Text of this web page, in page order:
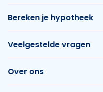
Bereken je hypotheek
Veelgestelde vragen
Over ons